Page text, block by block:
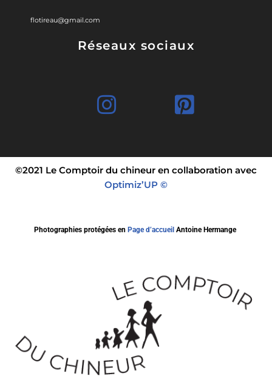
flotireau@gmail.com
Réseaux sociaux
©2021 Le Comptoir du chineur en collaboration avec
Optimiz’UP ©
Photographies protégées en Page d’accueil Antoine Hermange